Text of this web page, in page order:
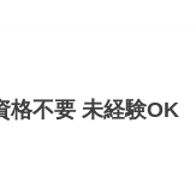
格不要 未経験OK